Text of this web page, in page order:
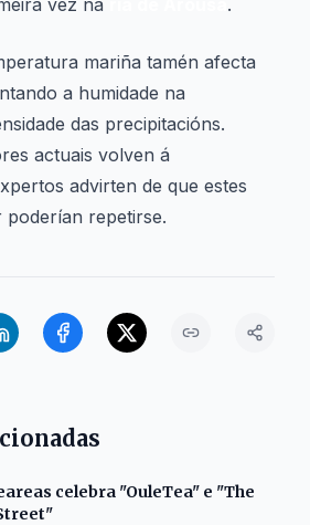
vez na .
mariña tamén afecta
a humidade na
das precipitacións.
actuais volven á
advirten de que estes
poderían repetirse.
celebra "OuleTea" e "The